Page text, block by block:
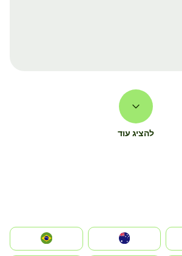
להציג עוד
الإمارات العربية المتحدة
Australia